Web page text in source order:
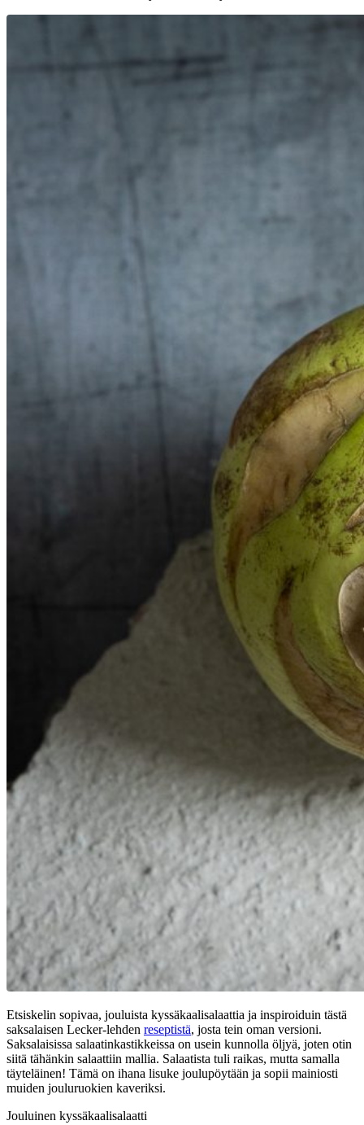
Etsiskelin sopivaa, jouluista kyssäkaalisalaattia ja inspiroiduin tästä
saksalaisen Lecker-lehden reseptistä, josta tein oman versioni.
Saksalaisissa salaatinkastikkeissa on usein kunnolla öljyä, joten otin
siitä tähänkin salaattiin mallia. Salaatista tuli raikas, mutta samalla
täyteläinen! Tämä on ihana lisuke joulupöytään ja sopii mainiosti
muiden jouluruokien kaveriksi.
Jouluinen kyssäkaalisalaatti